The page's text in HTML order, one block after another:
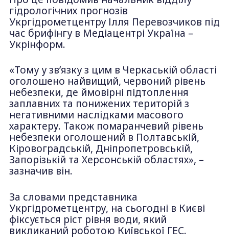
гідрологічних прогнозів
Укргідрометцентру Ілля Перевозчиков під
час брифінгу в Медіацентрі Україна –
Укрінформ.
«Тому у зв’язку з цим в Черкаській області
оголошено найвищий, червоний рівень
небезпеки, де ймовірні підтоплення
заплавних та понижених територій з
негативними наслідками масового
характеру. Також помаранчевий рівень
небезпеки оголошений в Полтавській,
Кіровоградській, Дніпропетровській,
Запорізькій та Херсонській областях», –
зазначив він.
За словами представника
Укргідрометцентру, на сьогодні в Києві
фіксується ріст рівня води, який
викликаний роботою Київської ГЕС.